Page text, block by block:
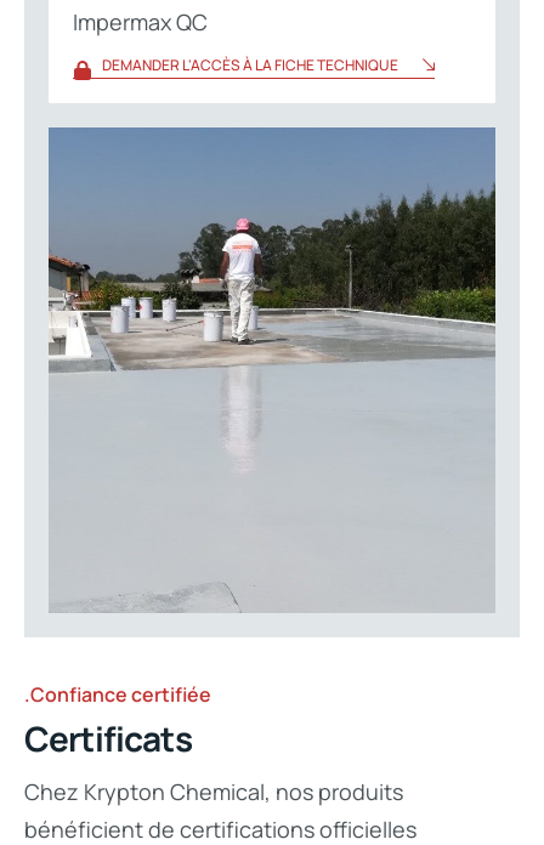
Impermax QC
DEMANDER L'ACCÈS À LA FICHE TECHNIQUE
.Confiance certifiée
Certificats
Chez Krypton Chemical, nos produits
bénéficient de certifications officielles